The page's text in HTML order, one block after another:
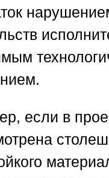
если в